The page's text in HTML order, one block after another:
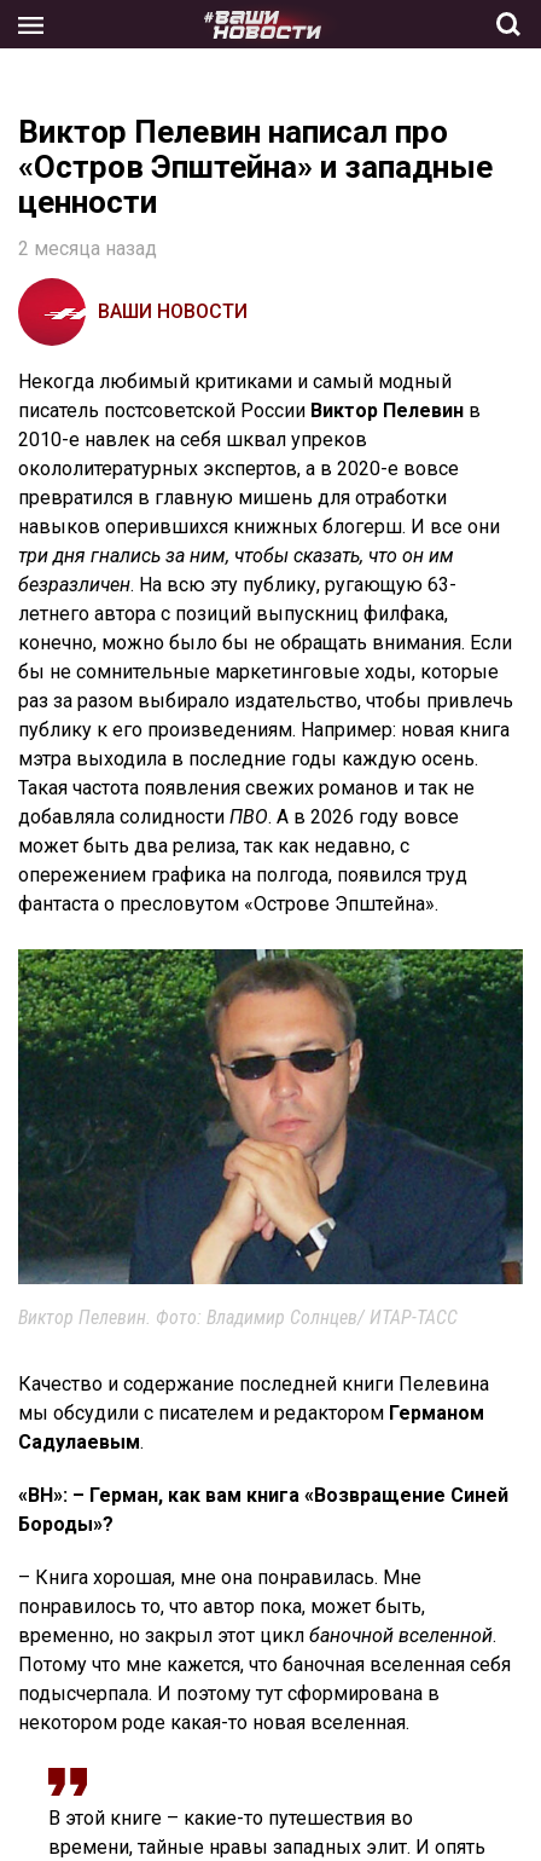
the
Виктор Пелевин написал про
«Остров Эпштейна» и западные
ценности
2 месяца назад
ВАШИ НОВОСТИ
Некогда любимый критиками и самый модный
писатель постсоветской России Виктор Пелевин в
2010-е навлек на себя шквал упреков
окололитературных экспертов, а в 2020-е вовсе
превратился в главную мишень для отработки
навыков оперившихся книжных блогерш. И все они
три дня гнались за ним, чтобы сказать, что он им
безразличен. На всю эту публику, ругающую 63-
летнего автора с позиций выпускниц филфака,
конечно, можно было бы не обращать внимания. Если
бы не сомнительные маркетинговые ходы, которые
раз за разом выбирало издательство, чтобы привлечь
публику к его произведениям. Например: новая книга
мэтра выходила в последние годы каждую осень.
Такая частота появления свежих романов и так не
добавляла солидности ПВО. А в 2026 году вовсе
может быть два релиза, так как недавно, с
опережением графика на полгода, появился труд
фантаста о пресловутом «Острове Эпштейна».
Виктор Пелевин. Фото: Владимир Солнцев/ ИТАР-ТАСС
Качество и содержание последней книги Пелевина
мы обсудили с писателем и редактором Германом
Садулаевым.
«ВН»: – Герман, как вам книга «Возвращение Синей
Бороды»?
– Книга хорошая, мне она понравилась. Мне
понравилось то, что автор пока, может быть,
временно, но закрыл этот цикл баночной вселенной.
Потому что мне кажется, что баночная вселенная себя
подысчерпала. И поэтому тут сформирована в
некотором роде какая-то новая вселенная.
В этой книге – какие-то путешествия во
времени, тайные нравы западных элит. И опять